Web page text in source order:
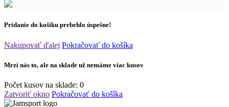
Pridanie do košíku prebehlo úspešne!
Nakupovať ďalej Pokračovať do košíka
Mrzí nás to, ale na sklade už nemáme viac kusov
Počet kusov na sklade: 0
Zatvoriť okno Pokračovať do košíka